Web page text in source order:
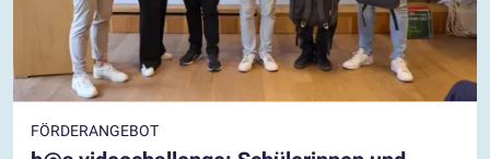
FÖRDERANGEBOT